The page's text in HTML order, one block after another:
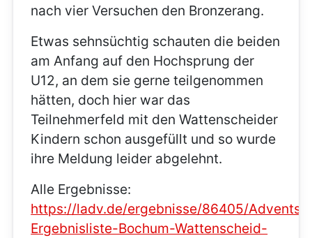
nach vier Versuchen den Bronzerang.
Etwas sehnsüchtig schauten die beiden
am Anfang auf den Hochsprung der
U12, an dem sie gerne teilgenommen
hätten, doch hier war das
Teilnehmerfeld mit den Wattenscheider
Kindern schon ausgefüllt und so wurde
ihre Meldung leider abgelehnt.
Alle Ergebnisse:
https://ladv.de/ergebnisse/86405/
Ergebnisliste-Bochum-Wattenscheid-